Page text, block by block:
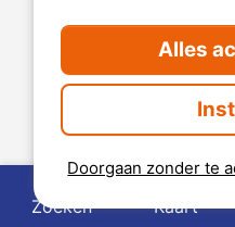
Zoeken Kaart
2026 Mycamping. Alle
Doorgaan zonder te
Alles